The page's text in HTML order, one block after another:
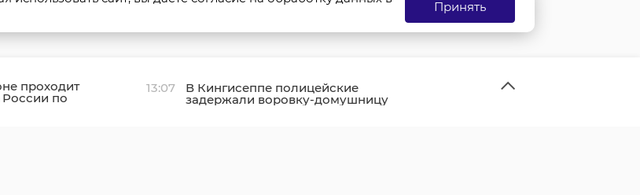
проходит
России по
13:07 В Кингисеппе полицейские
задержали воровку-домушницу
Принять